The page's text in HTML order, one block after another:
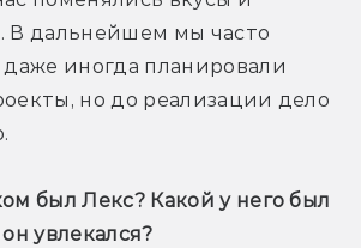
В дальнейшем мы часто
даже иногда планировали
но до реализации дело
был Лекс? Какой у него был
увлекался?